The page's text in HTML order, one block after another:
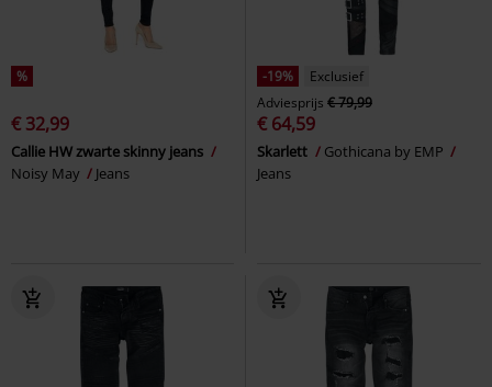
%
€ 32,99
Callie HW zwarte skinny jeans
Noisy May
Jeans
-19%
Exclusief
Adviesprijs € 79,99
€ 64,59
Skarlett
Gothicana by EMP
Jeans